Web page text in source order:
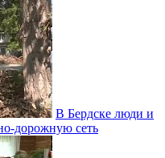
В Бердске люди и
сеть